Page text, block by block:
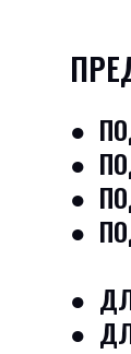
●
●
●
●
●
●